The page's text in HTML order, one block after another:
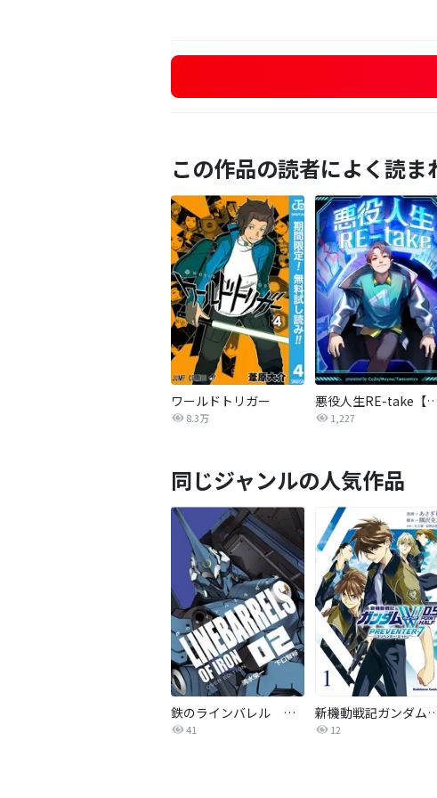
この作品の読者によく読ま
ワールドトリガー
8.3万
悪役人生RE-take【タテヨミ】
1,227
同じジャンルの人気作品
鉄のラインバレル 完全版
41
新機動戦記ガンダムW 0
12